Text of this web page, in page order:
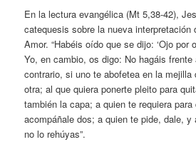
En la lectura evangélica (Mt 5,38-42),
catequesis sobre la nueva interpretación
Amor. “Habéis oído que se dijo: ‘Ojo por
Yo, en cambio, os digo: No hagáis
contrario, si uno te abofetea en la mejilla
otra; al que quiera ponerte pleito para
también la capa; a quien te requiera
acompáñale dos; a quien te pide, dale, y
no lo rehúyas”.